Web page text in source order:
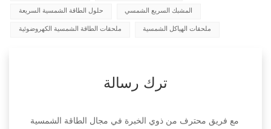
حلول الطاقة الشمسية السريعة المشبك السريع الشمسي
ملحقات الطاقة الشمسية الكهروضوئية ملحقات الهياكل الشمسية
ترك رسالة
مع فريق محترف من ذوي الخبرة في مجال الطاقة الشمسية